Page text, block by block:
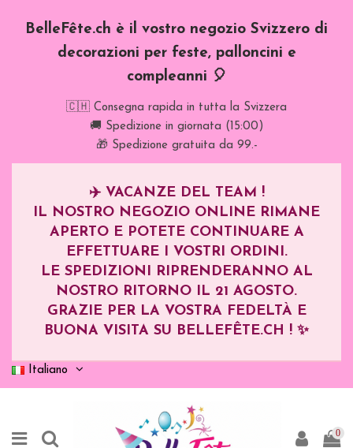
BelleFête.ch è il vostro negozio Svizzero di
decorazioni per feste, palloncini e
compleanni 🎈
🇨🇭 Consegna rapida in tutta la Svizzera
🚚 Spedizione in giornata (15:00)
🎁 Spedizione gratuita da 99.-
✈️ VACANZE DEL TEAM !
IL NOSTRO NEGOZIO ONLINE RIMANE
APERTO E POTETE CONTINUARE A
EFFETTUARE I VOSTRI ORDINI.
LE SPEDIZIONI RIPRENDERANNO AL
NOSTRO RITORNO IL 21 AGOSTO.
GRAZIE PER LA VOSTRA FEDELTÀ E
BUONA VISITA SU BELLEFÊTE.CH ! ✨
Italiano
0